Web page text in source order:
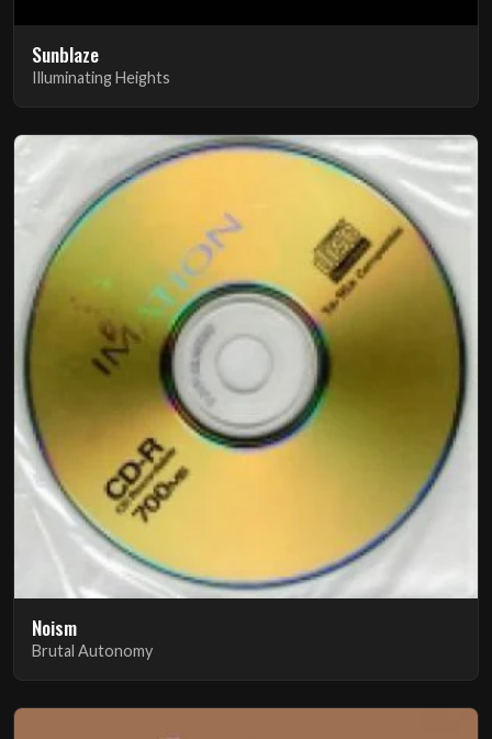
Sunblaze
Illuminating Heights
Noism
Brutal Autonomy